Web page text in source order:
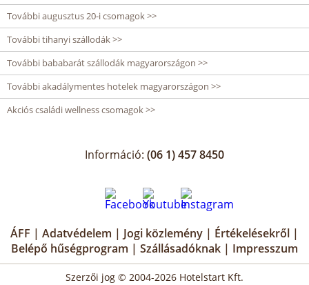
További augusztus 20-i csomagok >>
További tihanyi szállodák >>
További bababarát szállodák magyarországon >>
További akadálymentes hotelek magyarországon >>
Akciós családi wellness csomagok >>
Információ: (06 1) 457 8450
ÁFF | Adatvédelem | Jogi közlemény | Értékelésekről |
Belépő hűségprogram | Szállásadóknak | Impresszum
Szerzői jog © 2004-2026 Hotelstart Kft.